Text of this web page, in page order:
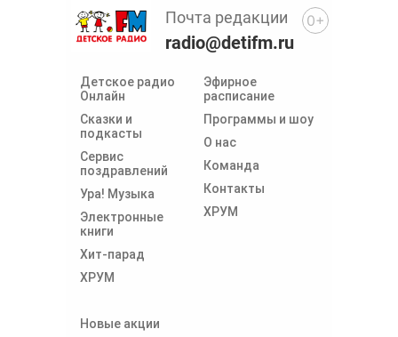
Детское радио
Онлайн
Сказки и
подкасты
Сервис
поздравлений
Ура! Музыка
Электронные
книги
Хит-парад
ХРУМ
Эфирное
расписание
Программы и шоу
О нас
Команда
Контакты
ХРУМ
Новые акции
Почта редакции
radio@detifm.ru
0+